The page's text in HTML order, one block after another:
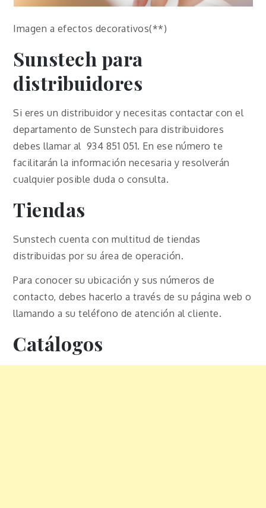
Imagen a efectos decorativos(**)
Sunstech para
distribuidores
Si eres un distribuidor y necesitas contactar con el
departamento de Sunstech para distribuidores
debes llamar al 934 851 051. En ese número te
facilitarán la información necesaria y resolverán
cualquier posible duda o consulta.
Tiendas
Sunstech cuenta con multitud de tiendas
distribuidas por su área de operación.
Para conocer su ubicación y sus números de
contacto, debes hacerlo a través de su página web o
llamando a su teléfono de atención al cliente.
Catálogos